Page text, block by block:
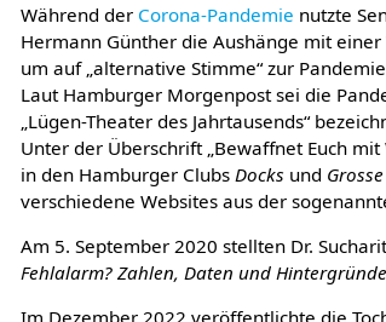
Während der Corona-Pandemie nutzte
Hermann Günther die Aushänge mit
um auf „alternative Stimme“ zur
Laut Hamburger Morgenpost sei die
„Lügen-Theater des Jahrtausends“
Unter der Überschrift „Bewaffnet Euch mit
in den Hamburger Clubs Docks und
verschiedene Websites aus der
Am 5. September 2020 stellten Dr.
Fehlalarm? Zahlen, Daten und Hintergründe